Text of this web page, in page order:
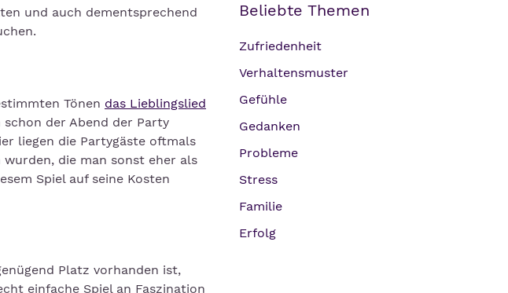
und auch dementsprechend
Tönen das Lieblingslied
der Abend der Party
liegen die Partygäste oftmals
die man sonst eher als
Spiel auf seine Kosten
Platz vorhanden ist,
einfache Spiel an Faszination
Beliebte Themen
Zufriedenheit
Verhaltensmuster
Gefühle
Gedanken
Probleme
Stress
Familie
Erfolg